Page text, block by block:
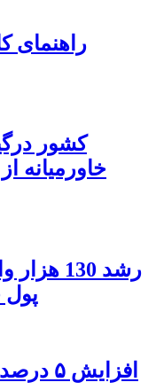
راهنمای
خاورمیانه
پول
افزایش ۵ درصدی ظرفیت قطارهای اربعین